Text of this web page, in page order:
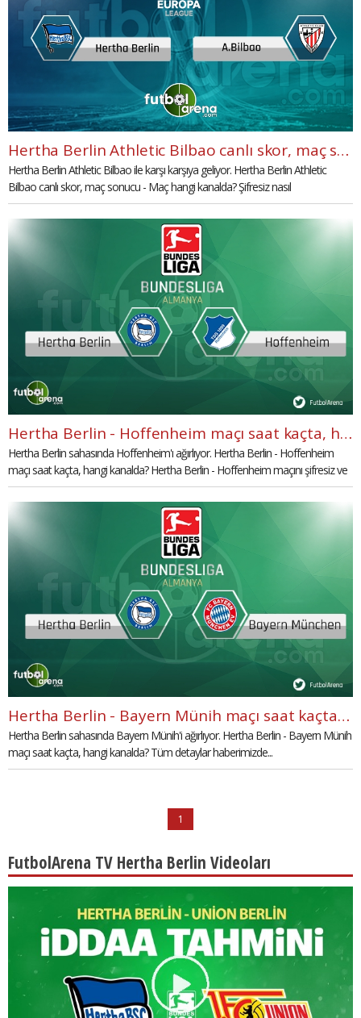
Hertha Berlin Athletic Bilbao canlı skor, maç sonucu - Maç hangi kanalda?
Hertha Berlin Athletic Bilbao ile karşı karşıya geliyor. Hertha Berlin Athletic
Bilbao canlı skor, maç sonucu - Maç hangi kanalda? Şifresiz nasıl
izleyebilirsiniz? Cevaplar haberimizde...
Hertha Berlin - Hoffenheim maçı saat kaçta, hangi kanalda? (Hertha Berlin Hoffenheim maçı şifresiz canlı izle)
Hertha Berlin sahasında Hoffenheim'ı ağırlıyor. Hertha Berlin - Hoffenheim
maçı saat kaçta, hangi kanalda? Hertha Berlin - Hoffenheim maçını şifresiz ve
canlı olarak nasıl izleyebilirsiniz? Detaylar haberimizde...
Hertha Berlin - Bayern Münih maçı saat kaçta, hangi kanalda?
Hertha Berlin sahasında Bayern Münih'i ağırlıyor. Hertha Berlin - Bayern Münih
maçı saat kaçta, hangi kanalda? Tüm detaylar haberimizde...
1
FutbolArena TV Hertha Berlin Videoları